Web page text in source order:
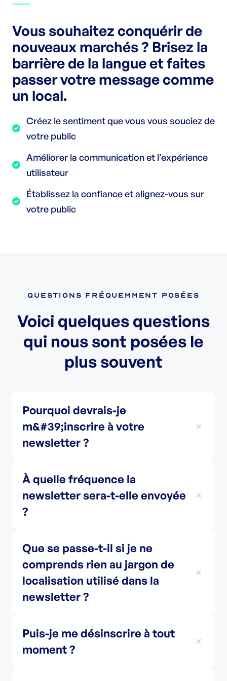
Vous souhaitez conquérir de
nouveaux marchés ? Brisez la
barrière de la langue et faites
passer votre message comme
un local.
Créez le sentiment que vous vous souciez de
votre public
Améliorer la communication et l’expérience
utilisateur
Établissez la confiance et alignez-vous sur
votre public
Questions fréquemment posées
Voici quelques questions
qui nous sont posées le
plus souvent
Pourquoi devrais-je
m&#39;inscrire à votre
newsletter ?
À quelle fréquence la
newsletter sera-t-elle envoyée
?
Que se passe-t-il si je ne
comprends rien au jargon de
localisation utilisé dans la
newsletter ?
Puis-je me désinscrire à tout
moment ?